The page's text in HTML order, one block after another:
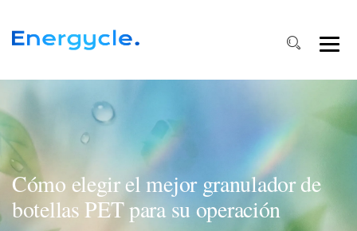
Cómo elegir el mejor granulador de
botellas PET para su operación